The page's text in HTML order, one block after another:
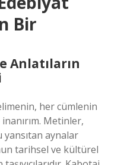
Bir
Anlatıların
her cümlenin
Metinler,
aynalar
tarihsel ve kültürel